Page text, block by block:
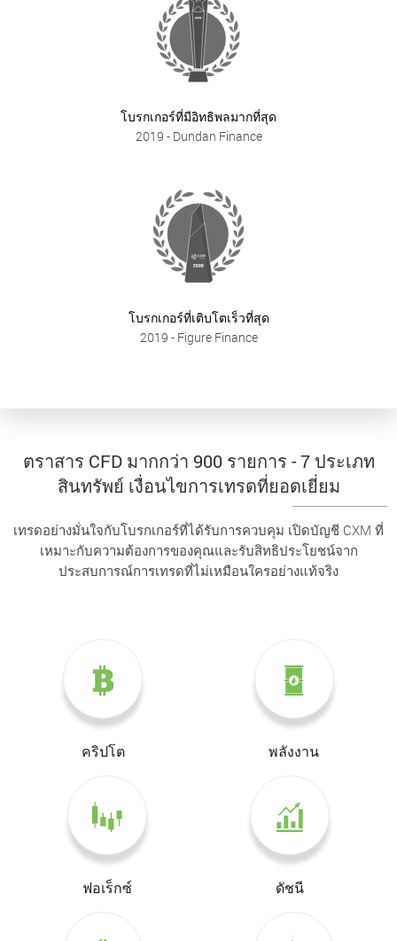
โบรกเกอร์ที่มีอิทธิพลมากที่สุด
2019 - Dundan Finance
โบรกเกอร์ที่เติบโตเร็วที่สุด
2019 - Figure Finance
ตราสาร CFD มากกว่า 900 รายการ - 7 ประเภท
สินทรัพย์ เงื่อนไขการเทรดที่ยอดเยี่ยม
เทรดอย่างมั่นใจกับโบรกเกอร์ที่ได้รับการควบคุม เปิดบัญชี CXM ที่
เหมาะกับความต้องการของคุณและรับสิทธิประโยชน์จาก
ประสบการณ์การเทรดที่ไม่เหมือนใครอย่างแท้จริง
คริปโต พลังงาน
ฟอเร็กซ์ ดัชนี